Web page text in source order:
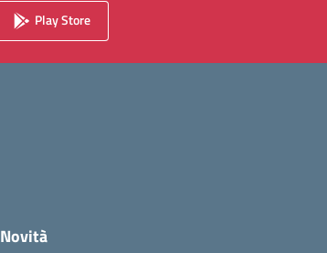
Play Store
Novità